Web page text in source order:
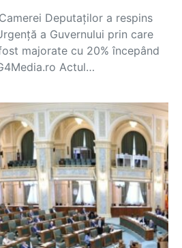
Deputaților a respins
a Guvernului prin care
majorate cu 20% începând
Actul…